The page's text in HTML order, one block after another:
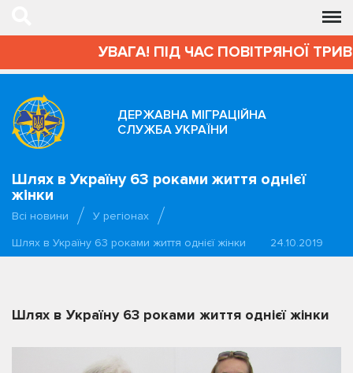
УВАГА! ПІД ЧАС ПОВІТРЯНОЇ
ДЕРЖАВНА МІГРАЦІЙНА
СЛУЖБА УКРАЇНИ
Шлях в Україну 63 роками життя однієї
жінки
Всі новини
У регіонах
Шлях в Україну 63 роками життя однієї жінки
24.10.2019
Шлях в Україну 63 роками життя однієї жінки